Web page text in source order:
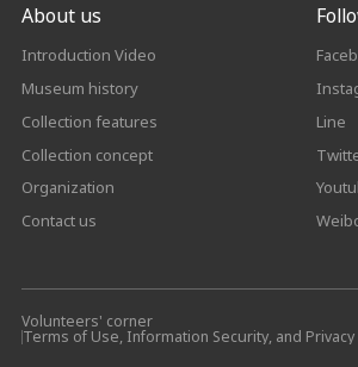
About us
Introduction Video
Museum history
Collection features
Collection concept
Organization
Contact us
Line
Volunteers' corner
Terms of Use, Information Security, and Privacy